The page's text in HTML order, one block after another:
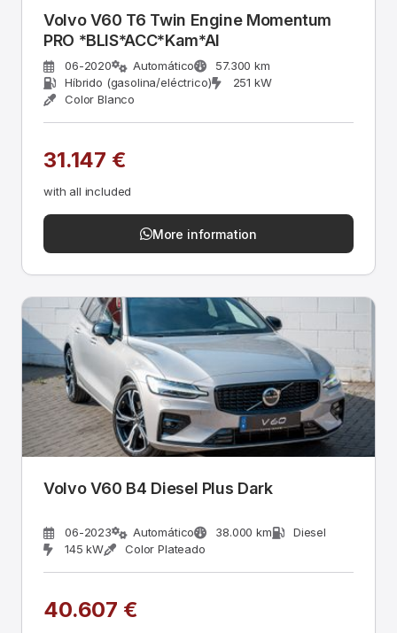
Volvo V60 T6 Twin Engine Momentum
PRO *BLIS*ACC*Kam*Al
06-2020 Automático
57.300 km
Híbrido (gasolina/eléctrico)
251 kW
Color Blanco
31.147 €
with all included
More information
Volvo V60 B4 Diesel Plus Dark
06-2023 Automático 38.000 km
Diesel
145 kW
Color Plateado
40.607 €